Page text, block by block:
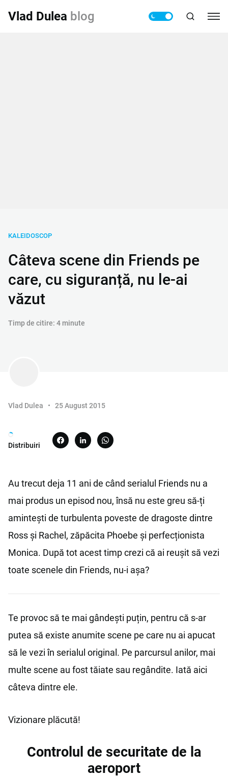
Vlad Dulea blog
KALEIDOSCOP
Câteva scene din Friends pe
care, cu siguranță, nu le-ai
văzut
Timp de citire: 4 minute
Vlad Dulea 25 August 2015
Distribuiri
Au trecut deja 11 ani de când serialul Friends nu a
mai produs un episod nou, însă nu este greu să-ți
amintești de turbulenta poveste de dragoste dintre
Ross și Rachel, zăpăcita Phoebe și perfecționista
Monica. După tot acest timp crezi că ai reușit să vezi
toate scenele din Friends, nu-i așa?
Te provoc să te mai gândești puțin, pentru că s-ar
putea să existe anumite scene pe care nu ai apucat
să le vezi în serialul original. Pe parcursul anilor, mai
multe scene au fost tăiate sau regândite. Iată aici
câteva dintre ele.
Vizionare plăcută!
Controlul de securitate de la
aeroport